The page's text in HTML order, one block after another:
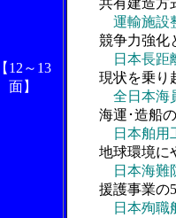
【12～13
面】
共有建造方
運輸施
競争力強化
日本長
現状を乗り
全日本
海運･造船
日本舶
地球環境に
日本海
援護事業の
日本殉